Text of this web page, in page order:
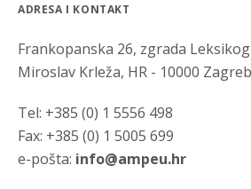
ADRESA I KONTAKT
Frankopanska 26, zgrada
Miroslav Krleža, HR - 10000 Zagreb
Tel: +385 (0) 1 5556 498
Fax: +385 (0) 1 5005 699
e-pošta: info@ampeu.hr